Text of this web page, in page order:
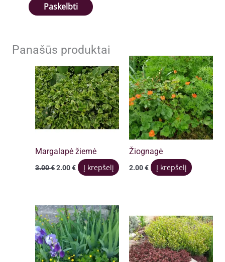
Panašūs produktai
Margalapė žiemė
3.00€Original
2.00€Current
price
Į krepšelį
Žiognagė
2.00€ Į krepšelį